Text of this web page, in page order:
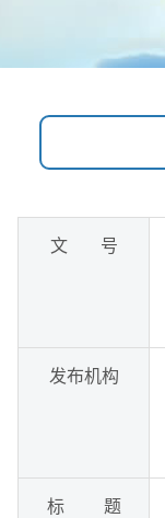
文 号
发布机构
标 题